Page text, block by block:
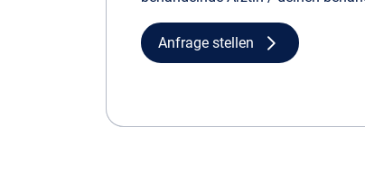
Anfrage stellen